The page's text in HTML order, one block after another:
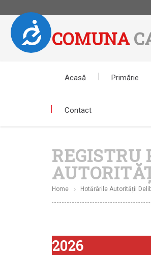
Accesibilitate
Notă:
Acest
website
Apasă
COMUNA
Acasă Primărie
Contact
REGISTRU
Home Hotărârile Autorității
2026